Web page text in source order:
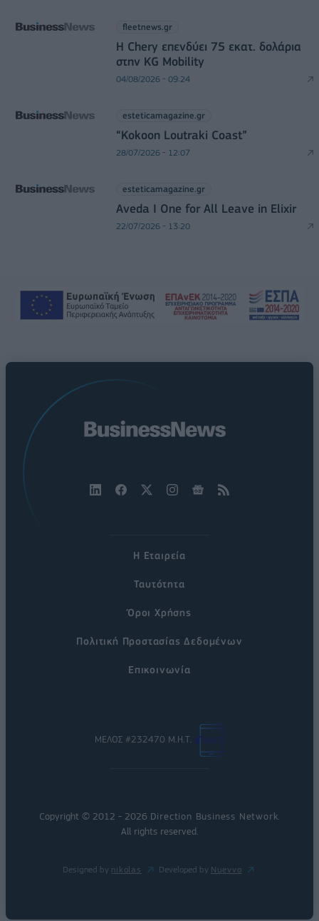
fleetnews.gr
Η Chery επενδύει 75 εκατ. δολάρια
στην KG Mobility
04/08/2026 - 09:24
esteticamagazine.gr
“Kokoon Loutraki Coast”
28/07/2026 - 12:07
esteticamagazine.gr
Aveda I One for All Leave in Elixir
22/07/2026 - 13:20
Η Εταιρεία
Ταυτότητα
Όροι Χρήσης
Πολιτική Προστασίας Δεδομένων
Επικοινωνία
ΜΕΛΟΣ #232470 Μ.Η.Τ.
Copyright © 2012 - 2026 Direction Business Network.
All rights reserved.
Designed by nikolas Developed by Nuevvo